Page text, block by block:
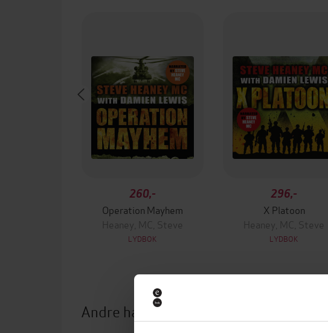
260,-
Operation Mayhem
Heaney, MC, Steve
LYDBOK
296,-
X Platoon
Heaney, MC, Steve
LYDBOK
Andre har også kjøpt